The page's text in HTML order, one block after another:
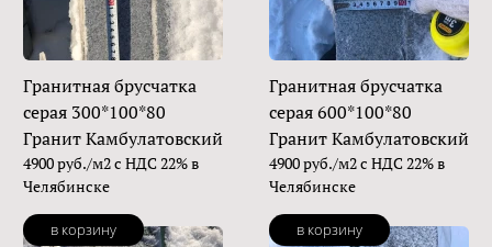
Гранитная брусчатка
серая 300*100*80
Гранит Камбулатовский
4900 руб./м2 с НДС 22% в
Челябинске
в корзину
Гранитная брусчатка
серая 600*100*80
Гранит Камбулатовский
4900 руб./м2 с НДС 22% в
Челябинске
в корзину